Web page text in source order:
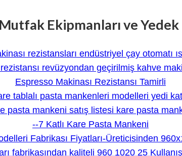
Ekipmanları ve Yedek
Espresso Makinası Rezistansı Tamirli
--7 Katlı Kare Pasta Mankeni